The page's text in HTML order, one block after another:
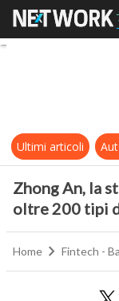
Ultimi articoli
Zhong An, la
oltre 200 tipi
Home Fintech -